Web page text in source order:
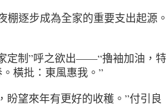
逐步成為全家的重要支出起源。
制”呼之欲出——“擼袖加油，特
橫批：東風惠我。”
望來年有更好的收穫。”付引良